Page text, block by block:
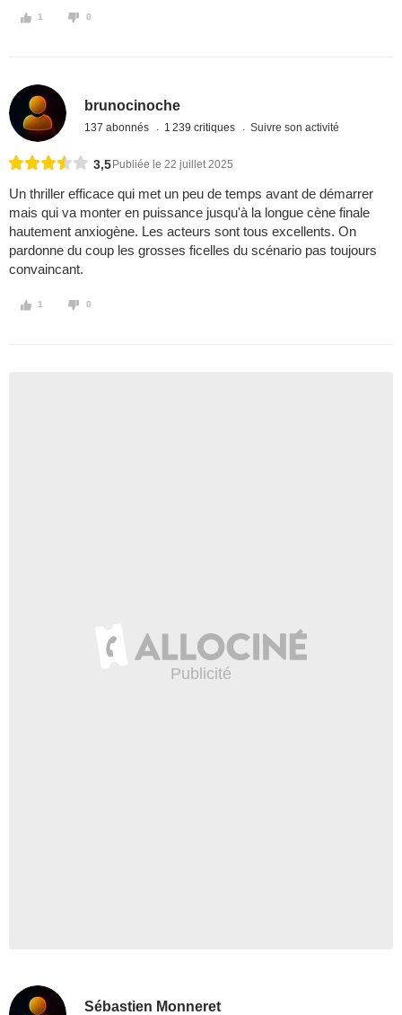
1 0
brunocinoche
137 abonnés 1 239 critiques Suivre son activité
3,5 Publiée le 22 juillet 2025
Un thriller efficace qui met un peu de temps avant de démarrer
mais qui va monter en puissance jusqu'à la longue cène finale
hautement anxiogène. Les acteurs sont tous excellents. On
pardonne du coup les grosses ficelles du scénario pas toujours
convaincant.
1 0
Sébastien Monneret